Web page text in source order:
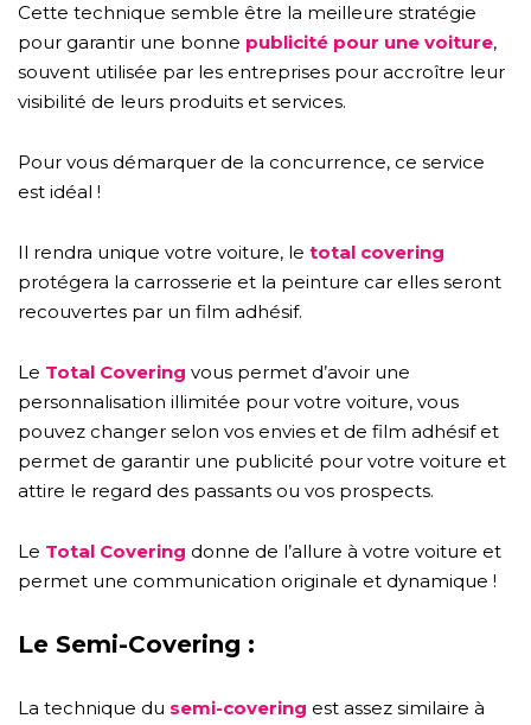
Cette technique semble être la meilleure stratégie
pour garantir une bonne publicité pour une voiture,
souvent utilisée par les entreprises pour accroître leur
visibilité de leurs produits et services.
Pour vous démarquer de la concurrence, ce service
est idéal !
Il rendra unique votre voiture, le total covering
protégera la carrosserie et la peinture car elles seront
recouvertes par un film adhésif.
Le Total Covering vous permet d’avoir une
personnalisation illimitée pour votre voiture, vous
pouvez changer selon vos envies et de film adhésif et
permet de garantir une publicité pour votre voiture et
attire le regard des passants ou vos prospects.
Le Total Covering donne de l’allure à votre voiture et
permet une communication originale et dynamique !
Le Semi-Covering :
La technique du semi-covering est assez similaire à